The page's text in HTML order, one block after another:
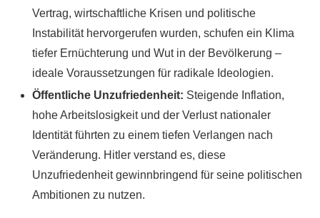
Vertrag, wirtschaftliche Krisen und politische
Instabilität hervorgerufen wurden, schufen ein Klima
tiefer Ernüchterung und Wut in der Bevölkerung –
ideale Voraussetzungen für radikale Ideologien.
Öffentliche Unzufriedenheit: Steigende Inflation,
hohe Arbeitslosigkeit und der Verlust nationaler
Identität führten zu einem tiefen Verlangen nach
Veränderung. Hitler verstand es, diese
Unzufriedenheit gewinnbringend für seine politischen
Ambitionen zu nutzen.